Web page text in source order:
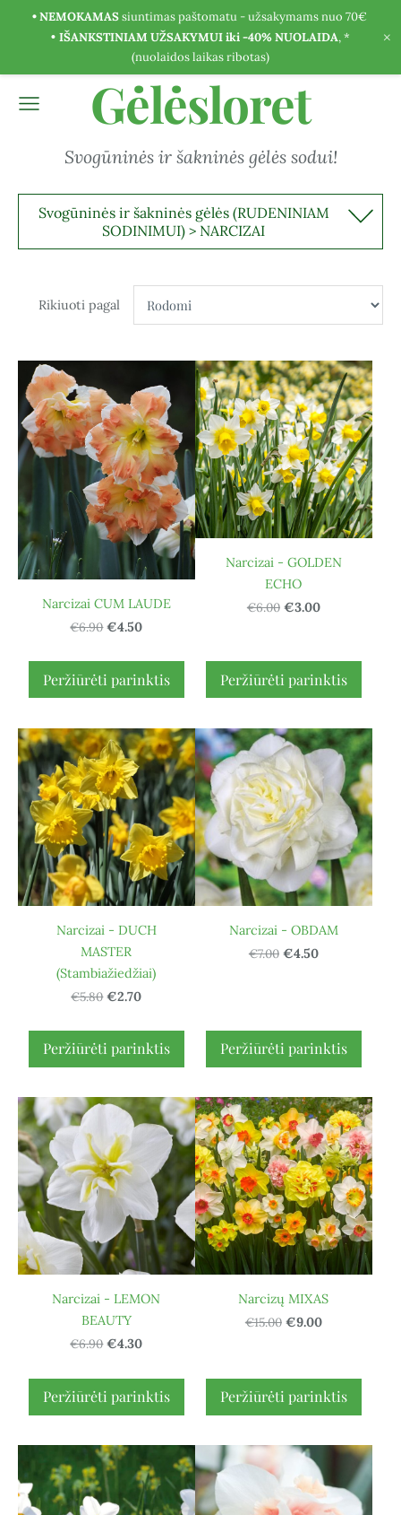
• NEMOKAMASsiuntimas paštomatu - užsakymams nuo 70€
• IŠANKSTINIAM UŽSAKYMUI iki -40% NUOLAIDA, *
(nuolaidos laikas ribotas)
×
Gėlėsloret
Svogūninės ir šakninės gėlės sodui!
Svogūninės ir šakninės gėlės (RUDENINIAM
SODINIMUI) > NARCIZAI
Rikiuoti pagal
Narcizai CUM LAUDE
€6.90 €4.50
Peržiūrėti parinktis
Narcizai - GOLDEN
ECHO
€6.00 €3.00
Peržiūrėti parinktis
Narcizai - DUCH
MASTER
(Stambiažiedžiai)
€5.80 €2.70
Peržiūrėti parinktis
Narcizai - OBDAM
€7.00 €4.50
Peržiūrėti parinktis
Narcizai - LEMON
BEAUTY
€6.90 €4.30
Peržiūrėti parinktis
Narcizų MIXAS
€15.00 €9.00
Peržiūrėti parinktis